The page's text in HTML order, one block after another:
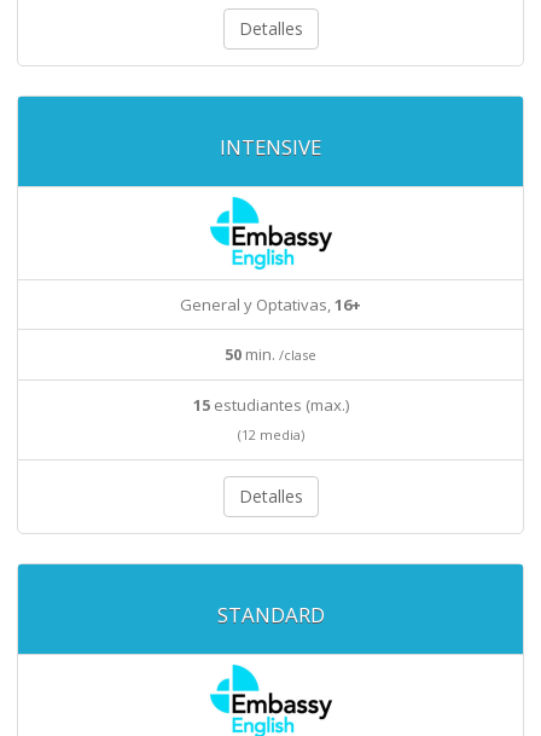
Detalles
INTENSIVE
General y Optativas,16+
50 min. /clase
15estudiantes (max.)
(12 media)
Detalles
STANDARD